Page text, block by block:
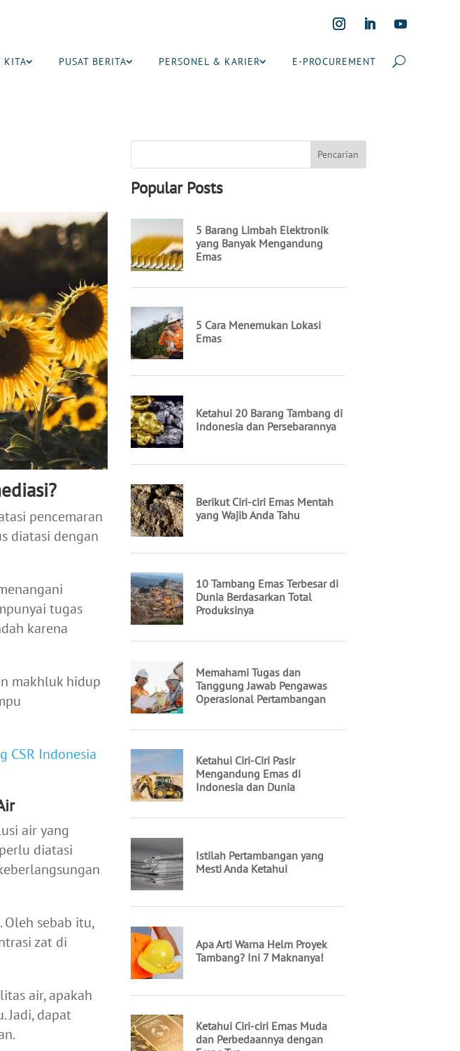
KITA PUSAT BERITA PERSONEL & KARIER E-PROCUREMENT
pencemaran
diatasi dengan
tugas
karena
makhluk hidup
CSR Indonesia
air yang
diatasi
Oleh sebab itu,
zat di
air, apakah
Jadi, dapat
Popular Posts